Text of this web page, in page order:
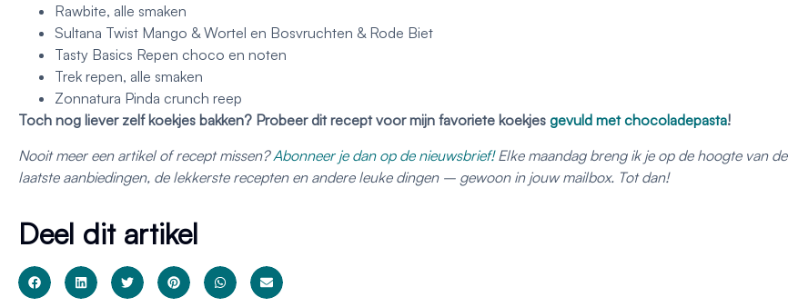
Rawbite, alle smaken
Sultana Twist Mango & Wortel en Bosvruchten & Rode Biet
Tasty Basics Repen choco en noten
Trek repen, alle smaken
Zonnatura Pinda crunch reep
Toch nog liever zelf koekjes bakken? Probeer dit recept voor mijn favoriete koekjes gevuld met chocoladepasta!
Nooit meer een artikel of recept missen?Abonneer je dan op de nieuwsbrief!Elke maandag breng ik je op de hoogte van de
laatste aanbiedingen, de lekkerste recepten en andere leuke dingen – gewoon in jouw mailbox. Tot dan!
Deel dit artikel